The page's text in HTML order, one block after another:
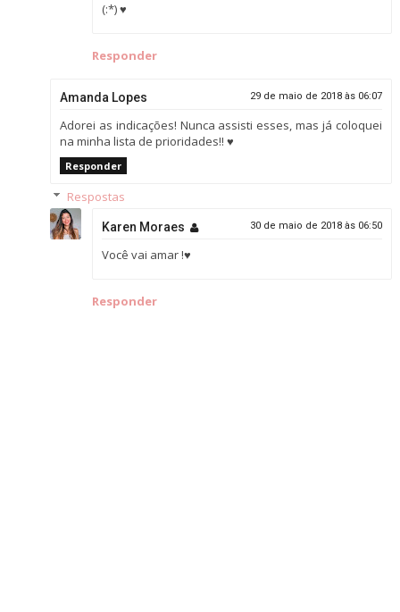
(:*) ♥
Responder
Amanda Lopes 29 de maio de 2018 às 06:07
Adorei as indicações! Nunca assisti esses, mas já coloquei
na minha lista de prioridades!! ♥
Responder
Respostas
Karen Moraes 30 de maio de 2018 às 06:50
Você vai amar !♥
Responder